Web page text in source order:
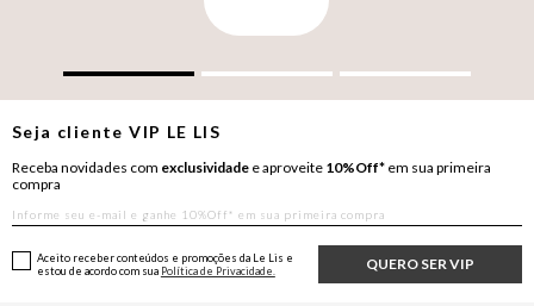
Seja clienteVIP LE LIS
Receba novidades com exclusividade e aproveite 10%Off* em sua primeira
compra
QUERO SER VIP
Aceito receber conteúdos e promoções da Le Lis e
estou de acordo com sua Política de Privacidade.